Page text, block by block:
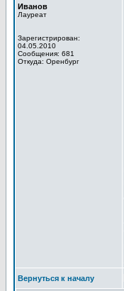
Иванов
Лауреат
Зарегистрирован:
04.05.2010
Сообщения: 681
Откуда: Оренбург
Вернуться к началу